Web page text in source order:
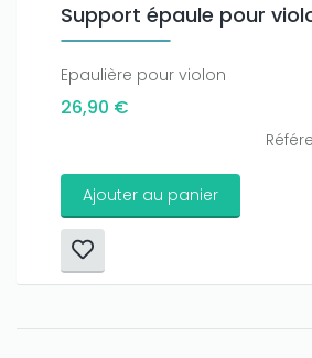
Support épaule pour
Epaulière pour violon
26,90 €
Ajouter au panier